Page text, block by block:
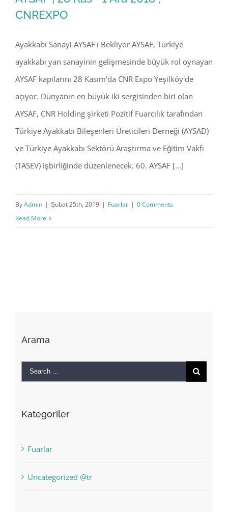
AYSAF | 28 Kas– 1 Ara 2018 , CNREXPO
CNREXPO
Ayakkabı Sanayi AYSAF'ı Bekliyor AYSAF, Türkiye
ayakkabı yan sanayinin gelişmesinde büyük rol oynayan
AYSAF kapılarını 28 Kasım'da CNR Expo Yeşilköy'de
açıyor. Dünyanın en büyük iki sergisinden biri olan
AYSAF, CNR Holding şirketi Pozitif Fuarcılık tarafından
Türkiye Ayakkabı Bileşenleri Üreticileri Derneği (AYSAD)
ve Türkiye Ayakkabı Sektörü Araştırma ve Eğitim Vakfı
(TASEV) işbirliğinde düzenlenecek. 60. AYSAF [...]
ByAdmin | Şubat 25th, 2019 | Fuarlar | 0 Comments
Read More
Arama
Search
Kategoriler
Fuarlar
Uncategorized @tr